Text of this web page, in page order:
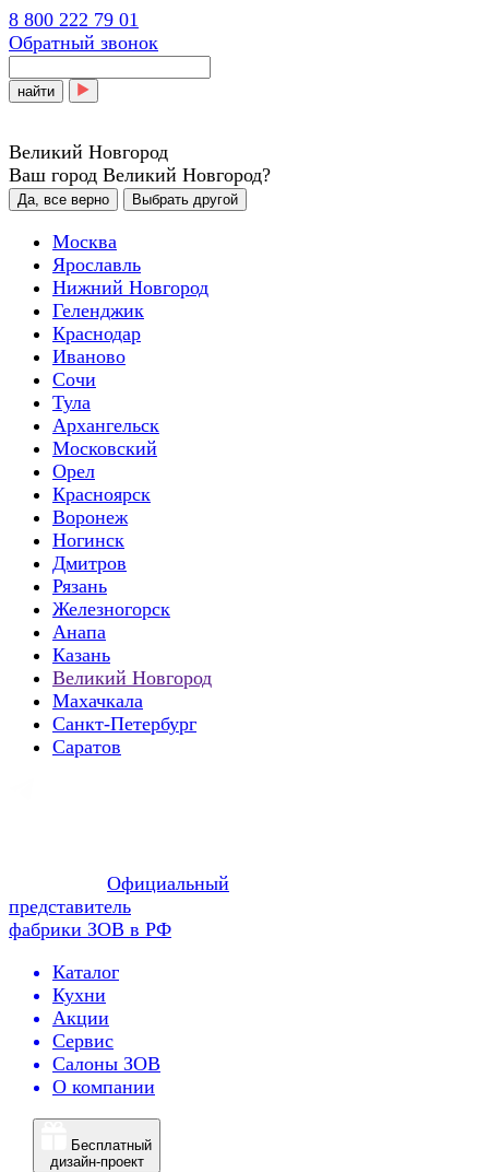
8 800 222 79 01
Обратный звонок
найти
Великий Новгород
Ваш город Великий Новгород?
Да, все верно Выбрать другой
Москва
Ярославль
Нижний Новгород
Геленджик
Краснодар
Иваново
Сочи
Тула
Архангельск
Московский
Орел
Красноярск
Воронеж
Ногинск
Дмитров
Рязань
Железногорск
Анапа
Казань
Великий Новгород
Махачкала
Санкт-Петербург
Саратов
Официальный
представитель
фабрики ЗОВ в РФ
Каталог
Кухни
Акции
Сервис
Салоны ЗОВ
О компании
Бесплатный
дизайн-проект